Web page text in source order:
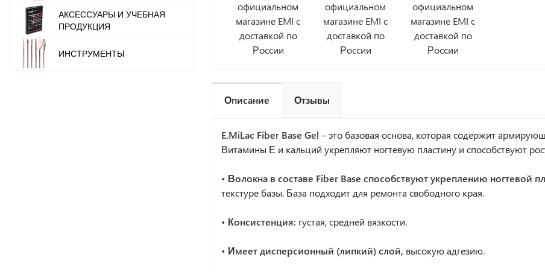
Описание Отзывы
E.MiLac Fiber Base Gel – это базовая основа, которая содержит
Витамины Е и кальций укрепляют ногтевую пластину и способствуют
• Волокна в составе Fiber Base способствуют укреплению ногтевой
текстуре базы. База подходит для ремонта свободного края.
• Консистенция: густая, средней вязкости.
• Имеет дисперсионный (липкий) слой, высокую адгезию.
АКСЕССУАРЫ И УЧЕБНАЯ
ПРОДУКЦИЯ
ИНСТРУМЕНТЫ